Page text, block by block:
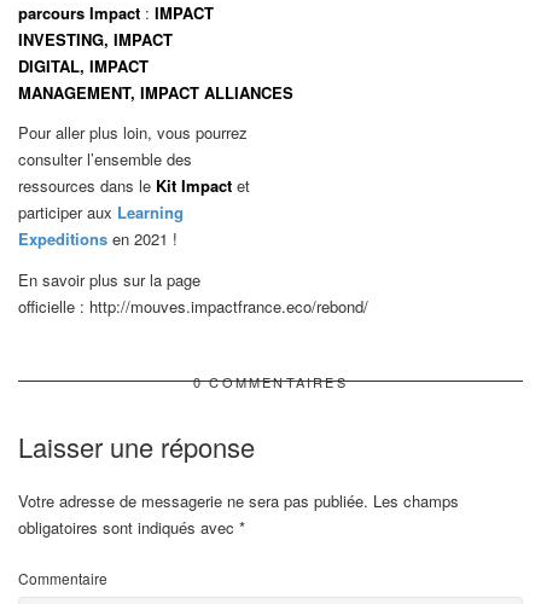
parcours Impact : IMPACT
INVESTING, IMPACT
DIGITAL, IMPACT
MANAGEMENT, IMPACT ALLIANCES
Pour aller plus loin, vous pourrez
consulter l’ensemble des
ressources dans le Kit Impact et
participer aux Learning
Expeditions en 2021 !
En savoir plus sur la page
officielle : http://mouves.impactfrance.eco/rebond/
0 COMMENTAIRES
Laisser une réponse
Votre adresse de messagerie ne sera pas publiée. Les champs
obligatoires sont indiqués avec *
Commentaire